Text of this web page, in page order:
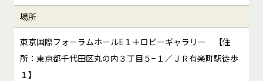
場所
東京国際フォーラムホールE１＋ロビーギャラリー 【住
所：東京都千代田区丸の内３丁目５−１／ＪＲ有楽町駅徒歩
１】